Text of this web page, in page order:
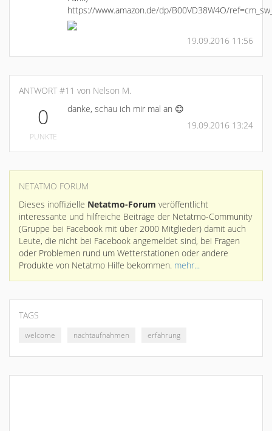
https://www.amazon.de/dp/B00VD38W4O/
19.09.2016 11:56
ANTWORT #11 von Nelson M.
0
PUNKTE
danke, schau ich mir mal an 😊
19.09.2016 13:24
NETATMO FORUM
Dieses inoffizielle Netatmo-Forum veröffentlicht
interessante und hilfreiche Beiträge der Netatmo-Community
(Gruppe bei Facebook mit über 2000 Mitglieder) damit auch
Leute, die nicht bei Facebook angemeldet sind, bei Fragen
oder Problemen rund um Wetterstationen oder andere
Produkte von Netatmo Hilfe bekommen. mehr...
TAGS
welcome nachtaufnahmen erfahrung